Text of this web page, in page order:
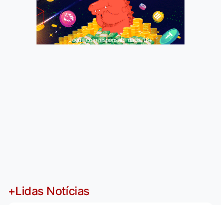
Jogue com responsabilidade. 18+
+Lidas Notícias